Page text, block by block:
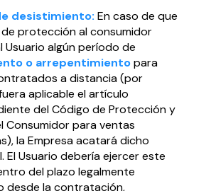
desistimiento: En caso de que
protección al consumidor
Usuario algún período de
o arrepentimientopara
a distancia (por
aplicable el artículo
del Código de Protección y
Consumidor para ventas
la Empresa acatará dicho
El Usuario debería ejercer este
del plazo legalmente
desde la contratación,